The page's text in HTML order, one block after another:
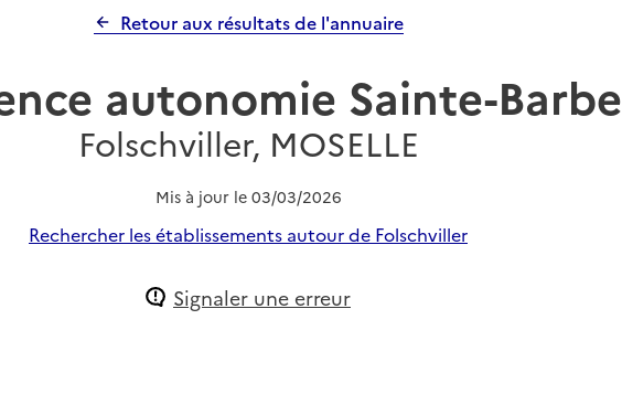
Retour aux résultats de l'annuaire
autonomie Sainte-Barbe
Folschviller, MOSELLE
Mis à jour le 03/03/2026
Rechercher les établissements autour de Folschviller
Signaler une erreur